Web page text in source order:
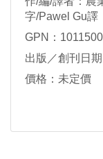
字/Pawel Gu譯
GPN：
出版／創刊日
價格：未定價